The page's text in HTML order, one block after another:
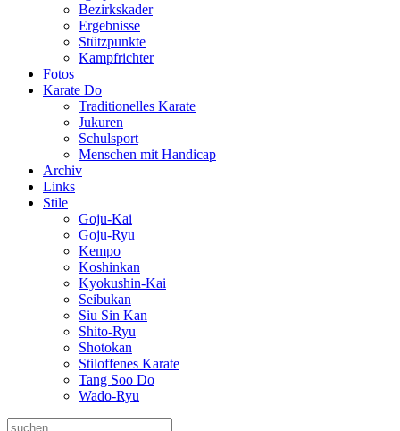
Bezirkskader
Ergebnisse
Stützpunkte
Kampfrichter
Fotos
Karate Do
Traditionelles Karate
Jukuren
Schulsport
Menschen mit Handicap
Archiv
Links
Stile
Goju-Kai
Goju-Ryu
Kempo
Koshinkan
Kyokushin-Kai
Seibukan
Siu Sin Kan
Shito-Ryu
Shotokan
Stiloffenes Karate
Tang Soo Do
Wado-Ryu